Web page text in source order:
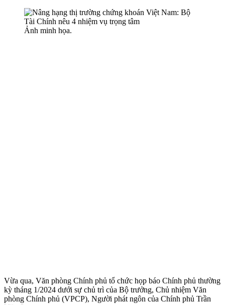
Ảnh minh họa.
Vừa qua, Văn phòng Chính phủ tổ chức họp báo Chính phủ thường
kỳ tháng 1/2024 dưới sự chủ trì của Bộ trưởng, Chủ nhiệm Văn
phòng Chính phủ (VPCP), Người phát ngôn của Chính phủ Trần